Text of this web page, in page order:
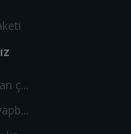
ç...